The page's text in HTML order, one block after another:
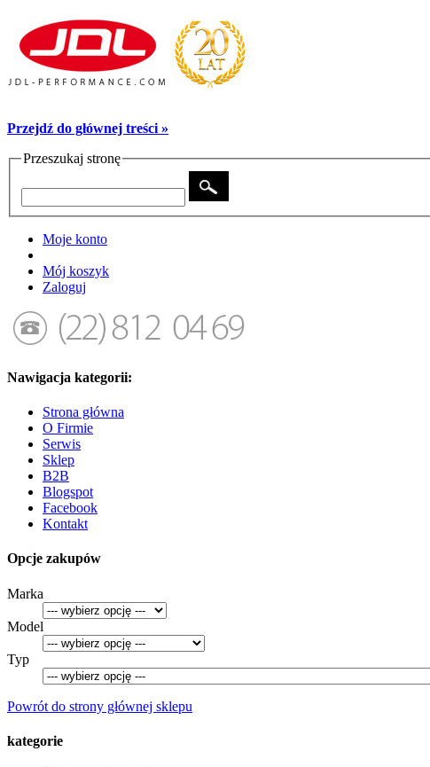
Przejdź do głównej treści »
Przeszukaj stronę
Moje konto
Mój koszyk
Zaloguj
Nawigacja kategorii:
Strona główna
O Firmie
Serwis
Sklep
B2B
Blogspot
Facebook
Kontakt
Opcje zakupów
Marka
Model
Typ
Powrót do strony głównej sklepu
kategorie